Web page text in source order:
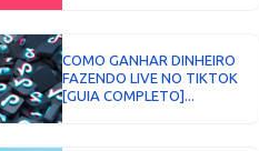
COMO GANHAR DINHEIRO
FAZENDO LIVE NO TIKTOK
[GUIA COMPLETO]...